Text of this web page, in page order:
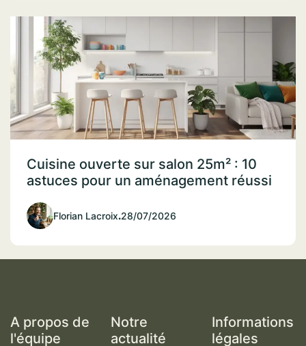
Cuisine ouverte sur salon 25m² : 10
astuces pour un aménagement réussi
Florian Lacroix.28/07/2026
A propos de
l'équipe
Notre
actualité
Informations
légales